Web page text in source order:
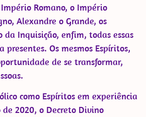
Romano, o Império
Alexandre o Grande, os
da Inquisição, enfim, todas essas
Os mesmos Espíritos,
de se transformar,
como Espíritos em experiência
2020, o Decreto Divino